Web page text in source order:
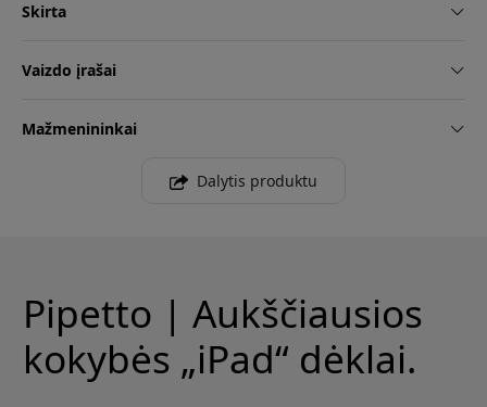
Skirta
Vaizdo įrašai
Mažmenininkai
Dalytis produktu
Pipetto | Aukščiausios
kokybės „iPad“ dėklai.